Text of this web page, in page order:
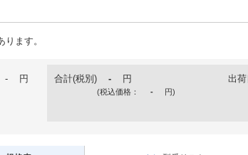
ります。
- 円 合計(税別) - 円
(税込価格： - 円)
出荷